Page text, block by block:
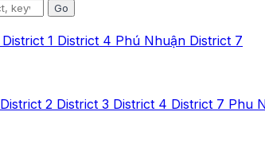
Go
District 1 District 4 Phú Nhuận District 7
District 2 District 3 District 4 District 7 Phu